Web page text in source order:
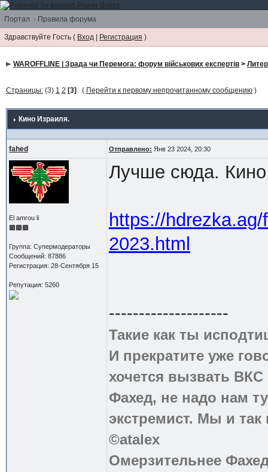
Портал · Правила форума
Здравствуйте Гость ( Вход | Регистрация )
WAROFFLINE | Зрада чи Перемога: форум військових експертів>
Страницы:(3) 1 2 [3] ( Перейти к первому непрочитанному сообщению)
Кино Израиля.
fahed Отправлено: Янв 23 2024, 20:30
El amrou li
Группа: Супермодераторы
Сообщений: 87886
Регистрация: 28-Сентября 15
Репутация: 5260
Лучше сюда.
https://
2023.html
--------------------
Такие как ты
И прекратите уже
хочется вызвать
Фахед, не надо нам
экстремист. Мы и
©atalex
Омерзительнее